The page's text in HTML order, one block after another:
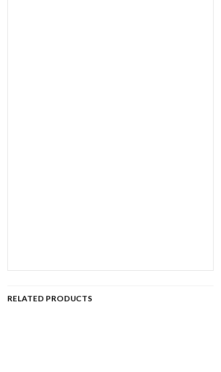
RELATED PRODUCTS